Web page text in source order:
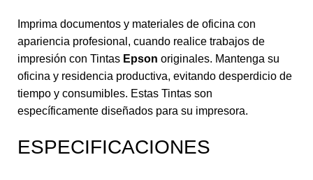
Imprima documentos y materiales de oficina con
apariencia profesional, cuando realice trabajos de
impresión con Tintas Epson originales. Mantenga su
oficina y residencia productiva, evitando desperdicio de
tiempo y consumibles. Estas Tintas son
específicamente diseñados para su impresora.
ESPECIFICACIONES